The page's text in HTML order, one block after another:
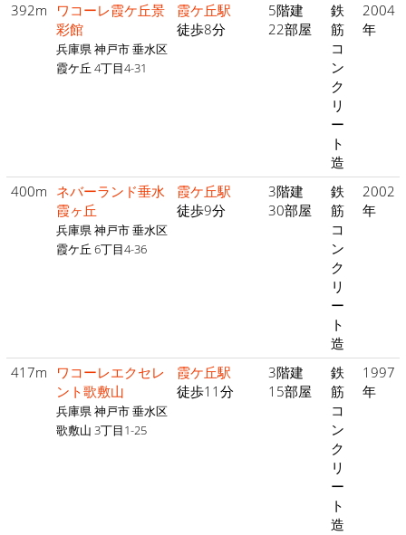
392m
ワコーレ霞ケ丘景
彩館
兵庫県 神戸市 垂水区
霞ケ丘 4丁目4-31
霞ケ丘駅
徒歩8分
5階建
22部屋
鉄
筋
コ
ン
ク
リ
ー
ト
造
2004
年
400m ネバーランド垂水
霞ヶ丘
兵庫県 神戸市 垂水区
霞ケ丘 6丁目4-36
霞ケ丘駅
徒歩9分
3階建
30部屋
鉄
筋
コ
ン
ク
リ
ー
ト
造
2002
年
417m
ワコーレエクセレ
ント歌敷山
兵庫県 神戸市 垂水区
歌敷山 3丁目1-25
霞ケ丘駅
徒歩11分
3階建
15部屋
鉄
筋
コ
ン
ク
リ
ー
ト
造
1997
年